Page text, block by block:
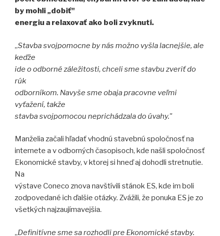
by mohli „dobiť"
energiu a relaxovať ako boli zvyknutí.
„Stavba svojpomocne by nás možno vyšla lacnejšie, ale
keďže
ide o odborné záležitosti, chceli sme stavbu zveriť do
rúk
odborníkom. Navyše sme obaja pracovne veľmi
vyťažení, takže
stavba svojpomocou neprichádzala do úvahy."
Manželia začali hľadať vhodnú stavebnú spoločnosť na
internete a v odborných časopisoch, kde našli spoločnosť
Ekonomické stavby, v ktorej si hneď aj dohodli stretnutie.
Na
výstave Coneco znova navštívili stánok ES, kde im boli
zodpovedané ich ďalšie otázky. Zvážili, že ponuka ES je zo
všetkých najzaujímavejšia.
„Definitívne sme sa rozhodli pre Ekonomické stavby.